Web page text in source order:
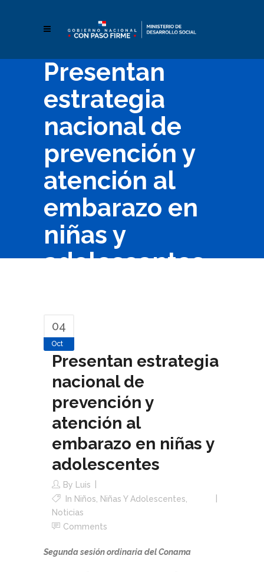
Presentan
estrategia
nacional de
prevención y
atención al
embarazo en
niñas y
adolescentes
04
Oct
Presentan estrategia
nacional de
prevención y
atención al
embarazo en niñas y
adolescentes
By
Luis
In Niños, Niñas Y Adolescentes
Noticias
Comments
Segunda sesión ordinaria del Conama